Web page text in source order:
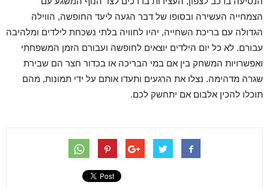
הצמחייה העשירה ובסופו של דבר הגעה ליעד החופשה, הווילה
הגדולה עם בריכת השחייה, יהיו לחוויה בלתי נשכחת לילדים ומלהיבה
עבורם. לא כל יום הילדים יוצאים לחופשה ועבורם הזמן המשפחתי
ואפשרויות המשחק בין אם במי הבריכה או בכדור חצר הם שבירת
שגרה מדהימה. נצלו את הרגעים ותעדו אותם על ידי תמונות, מהם
תוכלו להכין אלבום אם יתחשק לכם.